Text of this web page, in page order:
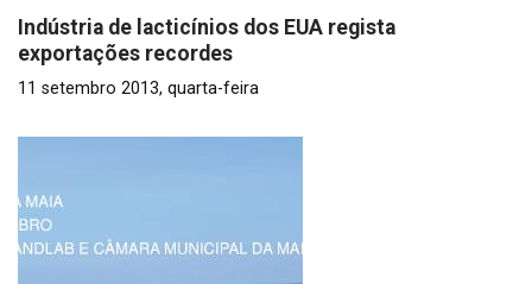
Indústria de lacticínios dos EUA regista
exportações recordes
11 setembro 2013, quarta-feira